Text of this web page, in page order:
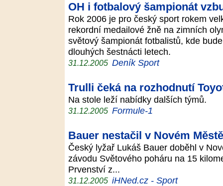
OH i fotbalový šampionát
Rok 2006 je pro český sport rokem
rekordní medailové žně na zimních
světový šampionát fotbalistů, kde
dlouhých šestnácti letech.
31.12.2005 Deník Sport
Trulli čeká na rozhodnutí
Na stole leží nabídky dalších týmů.
31.12.2005 Formule-1
Bauer nestačil v Novém
Český lyžař Lukáš Bauer doběhl v
závodu Světového poháru na 15
Prvenství z...
31.12.2005 iHNed.cz - Sport